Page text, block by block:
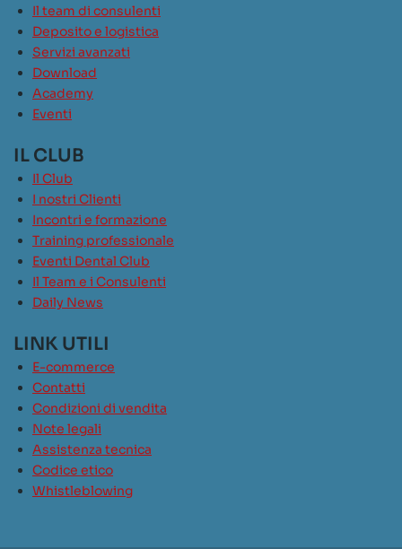
Il team di consulenti
Deposito e logistica
Servizi avanzati
Download
Academy
Eventi
IL CLUB
Il Club
I nostri Clienti
Incontri e formazione
Training professionale
Eventi Dental Club
Il Team e i Consulenti
Daily News
LINK UTILI
E-commerce
Contatti
Condizioni di vendita
Note legali
Assistenza tecnica
Codice etico
Whistleblowing